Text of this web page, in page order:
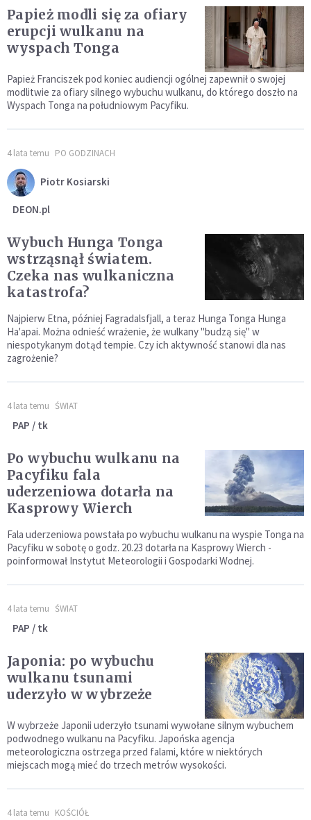
Papież modli się za ofiary
erupcji wulkanu na
wyspach Tonga
Papież Franciszek pod koniec audiencji ogólnej zapewnił o swojej
modlitwie za ofiary silnego wybuchu wulkanu, do którego doszło na
Wyspach Tonga na południowym Pacyfiku.
4 lata temu PO GODZINACH
Piotr Kosiarski
DEON.pl
Wybuch Hunga Tonga
wstrząsnął światem.
Czeka nas wulkaniczna
katastrofa?
Najpierw Etna, później Fagradalsfjall, a teraz Hunga Tonga Hunga
Ha'apai. Można odnieść wrażenie, że wulkany "budzą się" w
niespotykanym dotąd tempie. Czy ich aktywność stanowi dla nas
zagrożenie?
4 lata temu ŚWIAT
PAP / tk
Po wybuchu wulkanu na
Pacyfiku fala
uderzeniowa dotarła na
Kasprowy Wierch
Fala uderzeniowa powstała po wybuchu wulkanu na wyspie Tonga na
Pacyfiku w sobotę o godz. 20.23 dotarła na Kasprowy Wierch -
poinformował Instytut Meteorologii i Gospodarki Wodnej.
4 lata temu ŚWIAT
PAP / tk
Japonia: po wybuchu
wulkanu tsunami
uderzyło w wybrzeże
W wybrzeże Japonii uderzyło tsunami wywołane silnym wybuchem
podwodnego wulkanu na Pacyfiku. Japońska agencja
meteorologiczna ostrzega przed falami, które w niektórych
miejscach mogą mieć do trzech metrów wysokości.
4 lata temu KOŚCIÓŁ